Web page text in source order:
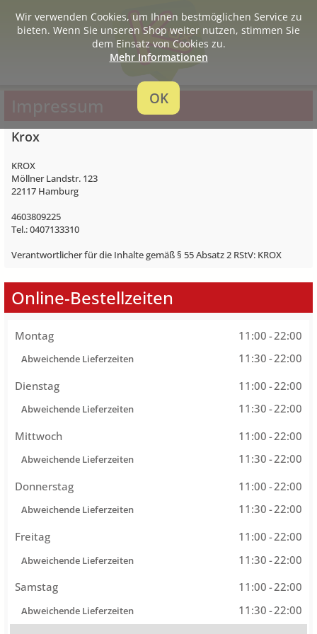
Krox
KROX
Möllner Landstr. 123
22117 Hamburg
4603809225
Tel.: 0407133310
Verantwortlicher für die Inhalte gemäß § 55 Absatz 2 RStV: KROX
Online-Bestellzeiten
Montag 11:00-22:00
Abweichende Lieferzeiten 11:30-22:00
Dienstag
11:00-22:00
Abweichende Lieferzeiten 11:30-22:00
Mittwoch
11:00-22:00
Abweichende Lieferzeiten 11:30-22:00
Donnerstag
11:00-22:00
Abweichende Lieferzeiten 11:30-22:00
Freitag
11:00-22:00
Abweichende Lieferzeiten 11:30-22:00
Samstag
11:00-22:00
Abweichende Lieferzeiten 11:30-22:00
Wir verwenden Cookies, um Ihnen bestmöglichen Service zu
bieten. Wenn Sie unseren Shop weiter nutzen, stimmen Sie
dem Einsatz von Cookies zu.
Mehr Informationen
OK